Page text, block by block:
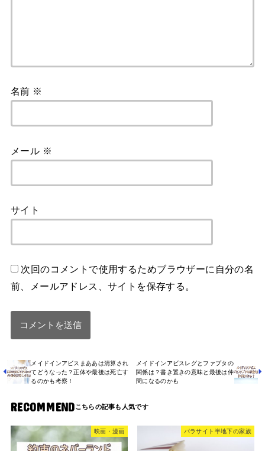
名前 ※
メール ※
サイト
次回のコメントで使用するためブラウザーに自分の名
前、メールアドレス、サイトを保存する。
メイドインアビスまああは清算され
てどうなった？正体や最後は死亡す
るのかも考察！
メイドインアビスレグとファプタの
関係は？書き置きの意味と最後は仲
間になるのかも
RECOMMEND
映画・漫画 パラサイト半地下の家族